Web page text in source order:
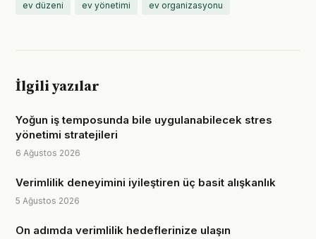
ev düzeni ev yönetimi ev organizasyonu
İlgili yazılar
Yoğun iş temposunda bile uygulanabilecek stres
yönetimi stratejileri
6 Ağustos 2026
Verimlilik deneyimini iyileştiren üç basit alışkanlık
5 Ağustos 2026
On adımda verimlilik hedeflerinize ulaşın